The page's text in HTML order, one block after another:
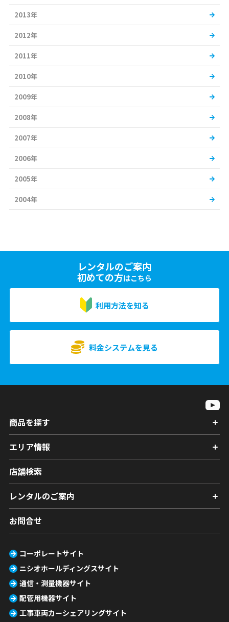
2013年
2012年
2011年
2010年
2009年
2008年
2007年
2006年
2005年
2004年
レンタルのご案内
初めての方はこちら
利用方法を知る
料金システムを見る
商品を探す
エリア情報
店舗検索
レンタルのご案内
お問合せ
コーポレートサイト
ニシオホールディングスサイト
通信・測量機器サイト
配管用機器サイト
工事車両カーシェアリングサイト